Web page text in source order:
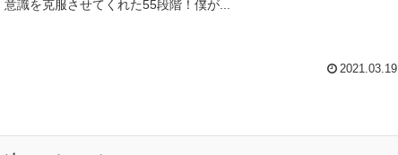
意識を克服させてくれた55段階！僕が...
2021.03.19